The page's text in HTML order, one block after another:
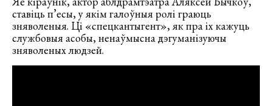
ставіць п’есы, у якім галоўныя ролі граюць
зняволеныя. Ці «спецкантыгент», як пра іх кажуць
службовыя асобы, ненаўмысна дэгуманізуючы
зняволеных людзей.